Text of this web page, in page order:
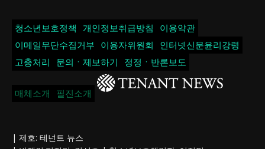
청소년보호정책 개인정보취급방침
이용약관
이메일무단수집거부
이용자위원회
인터넷신문윤리강령
고충처리
문의ㆍ제보하기 정정ㆍ반론보도
매체소개 필진소개
| 제호: 테넌트 뉴스